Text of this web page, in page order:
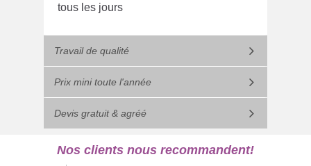
tous les jours
Travail de qualité
Prix mini toute l'année
Devis gratuit & agréé
Nos clients nous recommandent!